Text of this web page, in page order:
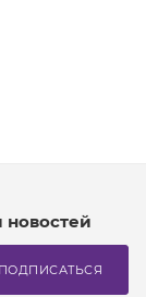
новостей
ПОДПИСАТЬСЯ